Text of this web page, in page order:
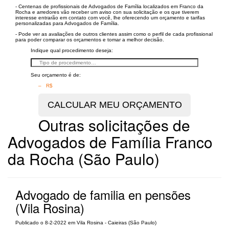
- Centenas de profissionais de Advogados de Família localizados em Franco da
Rocha e arredores vão receber um aviso con sua solicitação e os que tiverem
interesse entrarão em contato com você, lhe oferecendo um orçamento e tarifas
personalizadas para Advogados de Família.
- Pode ver as avaliações de outros clientes assim como o perfil de cada profissional
para poder comparar os orçamentos e tomar a melhor decisão.
Indique qual procedimento deseja:
Seu orçamento é de:
– R$
Outras solicitações de
Advogados de Família Franco
da Rocha (São Paulo)
Advogado de familia en pensões
(Vila Rosina)
Publicado o 8-2-2022 em Vila Rosina - Caieiras (São Paulo)